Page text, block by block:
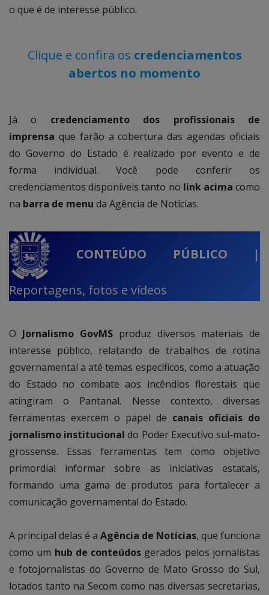
o que é de interesse público.
Clique e confira os credenciamentos
abertos no momento
Já o credenciamento dos profissionais de
imprensa que farão a cobertura das agendas oficiais
do Governo do Estado é realizado por evento e de
forma individual. Você pode conferir os
credenciamentos disponíveis tanto no link acima como
na barra de menu da Agência de Notícias.
CONTEÚDO PÚBLICO |
Reportagens, fotos e vídeos
O Jornalismo GovMS produz diversos materiais de
interesse público, relatando de trabalhos de rotina
governamental a até temas específicos, como a atuação
do Estado no combate aos incêndios florestais que
atingiram o Pantanal. Nesse contexto, diversas
ferramentas exercem o papel de canais oficiais do
jornalismo institucional do Poder Executivo sul-mato-
grossense. Essas ferramentas tem como objetivo
primordial informar sobre as iniciativas estatais,
formando uma gama de produtos para fortalecer a
comunicação governamental do Estado.
A principal delas é a Agência de Notícias, que funciona
como um hub de conteúdos gerados pelos jornalistas
e fotojornalistas do Governo de Mato Grosso do Sul,
lotados tanto na Secom como nas diversas secretarias,